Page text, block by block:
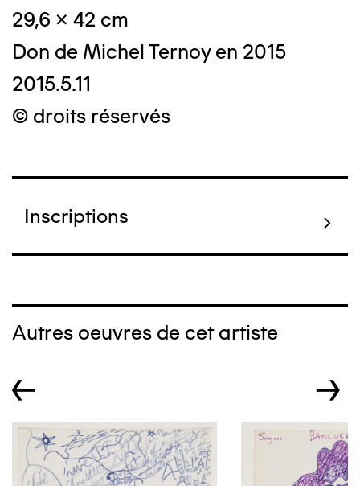
29,6 x 42 cm
Don de Michel Ternoy en 2015
2015.5.11
© droits réservés
Inscriptions
Autres oeuvres de cet artiste
← →